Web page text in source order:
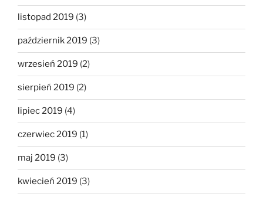
listopad 2019 (3)
październik 2019 (3)
wrzesień 2019 (2)
sierpień 2019 (2)
lipiec 2019 (4)
czerwiec 2019 (1)
maj 2019 (3)
kwiecień 2019 (3)